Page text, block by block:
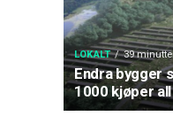
LOKALT 39
Endra bygger
1000 kjøper